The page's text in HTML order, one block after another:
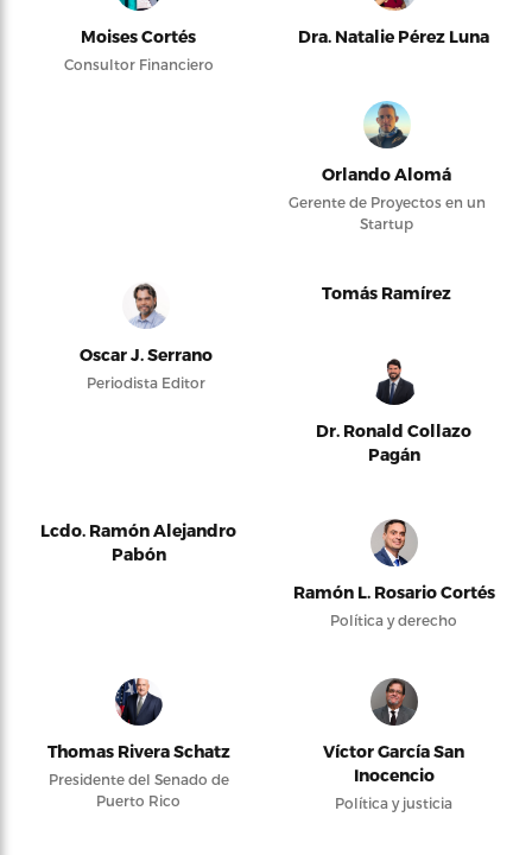
Moises Cortés
Consultor Financiero
Dra. Natalie Pérez Luna
Orlando Alomá
Gerente de Proyectos en un
Startup
Oscar J. Serrano
Periodista Editor
Tomás Ramírez
Dr. Ronald Collazo
Pagán
Lcdo. Ramón Alejandro
Pabón
Ramón L. Rosario Cortés
Política y derecho
Thomas Rivera Schatz
Presidente del Senado de
Puerto Rico
Víctor García San
Inocencio
Política y justicia